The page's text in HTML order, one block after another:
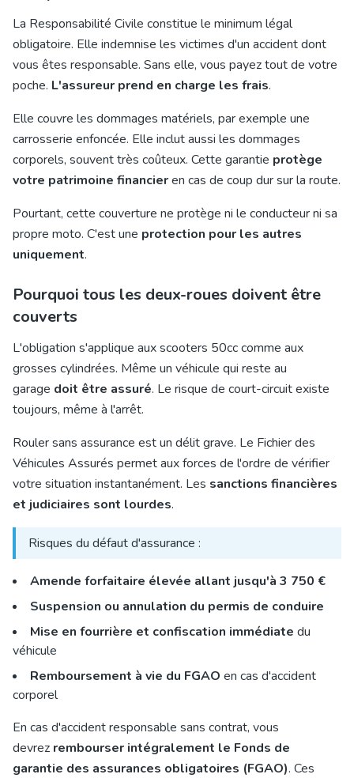
La Responsabilité Civile constitue le minimum légal
obligatoire. Elle indemnise les victimes d'un accident dont
vous êtes responsable. Sans elle, vous payez tout de votre
poche. L'assureur prend en charge les frais.
Elle couvre les dommages matériels, par exemple une
carrosserie enfoncée. Elle inclut aussi les dommages
corporels, souvent très coûteux. Cette garantie protège
votre patrimoine financieren cas de coup dur sur la route.
Pourtant, cette couverture ne protège ni le conducteur ni sa
propre moto. C'est une protection pour les autres
uniquement.
Pourquoi tous les deux-roues doivent être
couverts
L'obligation s'applique aux scooters 50cc comme aux
grosses cylindrées. Même un véhicule qui reste au
garage doit être assuré. Le risque de court-circuit existe
toujours, même à l'arrêt.
Rouler sans assurance est un délit grave. Le Fichier des
Véhicules Assurés permet aux forces de l'ordre de vérifier
votre situation instantanément. Les sanctions financières
et judiciaires sont lourdes.
Risques du défaut d'assurance :
Amende forfaitaire élevée allant jusqu'à 3 750 €
Suspension ou annulation du permis de conduire
Mise en fourrière et confiscation immédiate du
véhicule
Remboursement à vie du FGAO en cas d'accident
corporel
En cas d'accident responsable sans contrat, vous
devrez rembourser intégralement le Fonds de
garantie des assurances obligatoires (FGAO). Ces